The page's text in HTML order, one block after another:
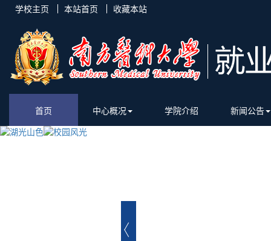
学校主页 本站首页 收藏本站
首页 中心概况 学院介绍 新闻公告